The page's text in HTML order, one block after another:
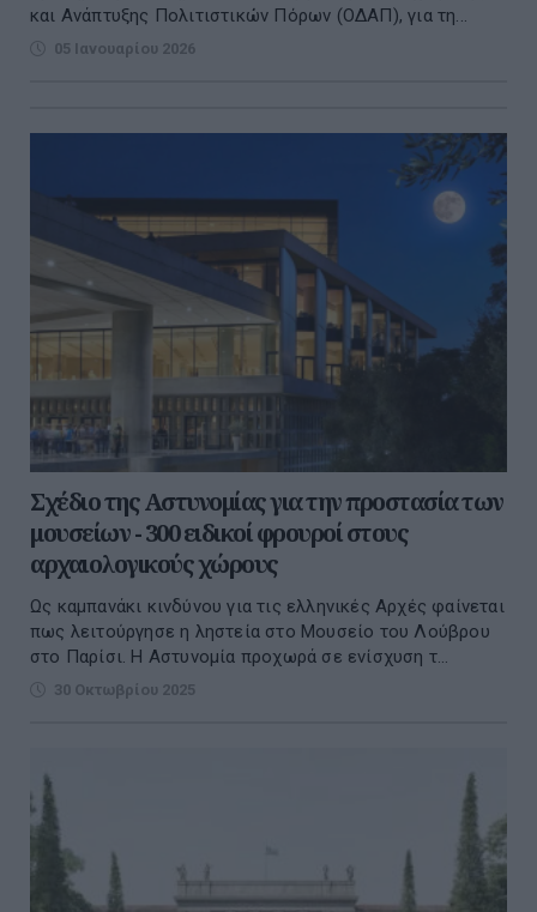
και Ανάπτυξης Πολιτιστικών Πόρων (ΟΔΑΠ), για τη...
05 Ιανουαρίου 2026
Σχέδιο της Αστυνομίας για την προστασία των
μουσείων - 300 ειδικοί φρουροί στους
αρχαιολογικούς χώρους
Ως καμπανάκι κινδύνου για τις ελληνικές Αρχές φαίνεται
πως λειτούργησε η ληστεία στο Μουσείο του Λούβρου
στο Παρίσι. Η Αστυνομία προχωρά σε ενίσχυση τ...
30 Οκτωβρίου 2025